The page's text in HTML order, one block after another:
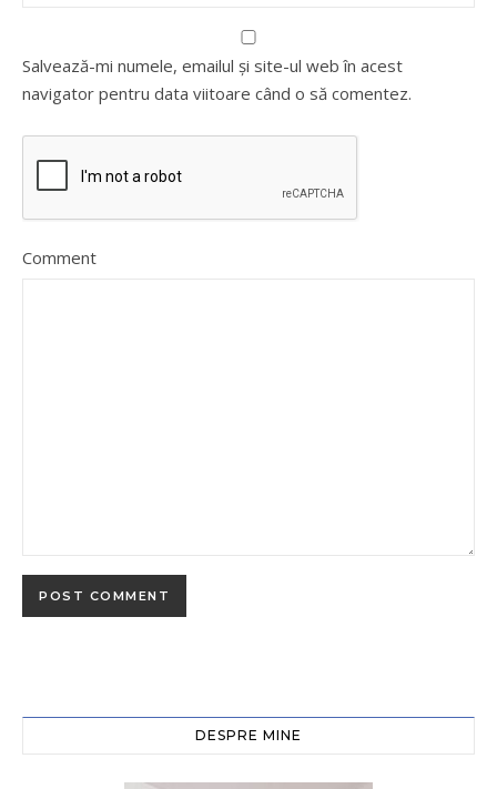
Salvează-mi numele, emailul și site-ul web în acest
navigator pentru data viitoare când o să comentez.
Comment
DESPRE MINE